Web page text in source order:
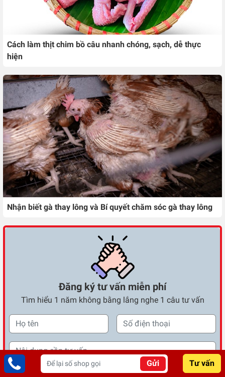
Cách làm thịt chim bồ câu nhanh chóng, sạch, dễ thực
hiện
Nhận biết gà thay lông và Bí quyết chăm sóc gà thay lông
Đăng ký tư vấn miễn phí
Tìm hiểu 1 năm không bằng lắng nghe 1 câu tư vấn
Gửi Tư vấn